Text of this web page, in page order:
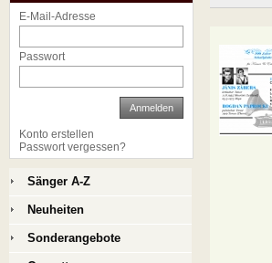
E-Mail-Adresse
Passwort
Anmelden
Konto erstellen
Passwort vergessen?
Sänger A-Z
Neuheiten
Sonderangebote